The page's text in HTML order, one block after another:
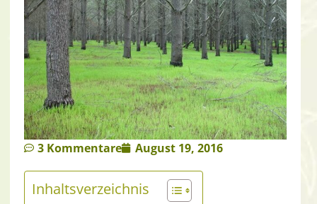
3 Kommentare August 19, 2016
Inhaltsverzeichnis